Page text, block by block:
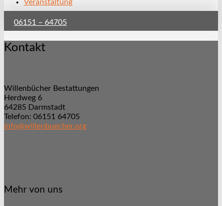
Veranstaltung
06151 – 64705
Kontakt
Willenbücher Bestattungen
Herdweg 6
64285 Darmstadt
Telefon: 06151 64705
info@willenbuecher.org
Mehr von uns